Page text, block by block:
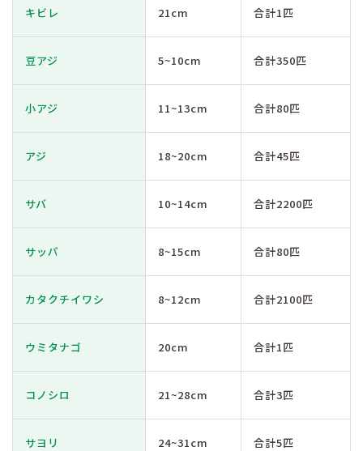
キビレ 21cm 合計1匹
豆アジ 5~10cm 合計350匹
小アジ 11~13cm 合計80匹
アジ 18~20cm 合計45匹
サバ 10~14cm 合計2200匹
サッパ 8~15cm 合計80匹
カタクチイワシ 8~12cm 合計2100匹
ウミタナゴ 20cm 合計1匹
コノシロ 21~28cm 合計3匹
サヨリ 24~31cm 合計5匹